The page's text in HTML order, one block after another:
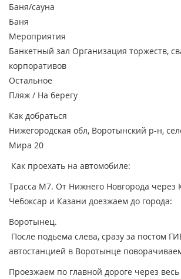
Баня/сауна
Баня
Мероприятия
Банкетный зал Организация торжеств,
корпоративов
Остальное
Пляж / На берегу
Как добраться
Нижегородская обл, Воротынский р-н,
Мира 20
Как проехать на автомобиле:
Трасса М7. От Нижнего Новгорода через
Чебоксар и Казани доезжаем до города:
Воротынец.
После подьема слева, сразу за постом
автостанцией в Воротынце
Проезжаем по главной дороге через